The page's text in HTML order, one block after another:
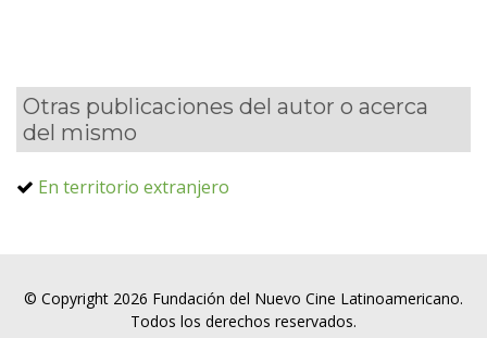
Otras publicaciones del autor o acerca
del mismo
En territorio extranjero
© Copyright 2026 Fundación del Nuevo Cine Latinoamericano.
Todos los derechos reservados.